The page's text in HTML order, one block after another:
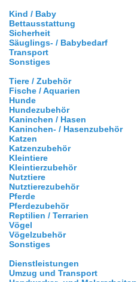
Kind / Baby
Bettausstattung
Sicherheit
Säuglings- / Babybedarf
Transport
Sonstiges
Tiere / Zubehör
Fische / Aquarien
Hunde
Hundezubehör
Kaninchen / Hasen
Kaninchen- / Hasenzubehör
Katzen
Katzenzubehör
Kleintiere
Kleintierzubehör
Nutztiere
Nutztierezubehör
Pferde
Pferdezubehör
Reptilien / Terrarien
Vögel
Vögelzubehör
Sonstiges
Dienstleistungen
Umzug und Transport